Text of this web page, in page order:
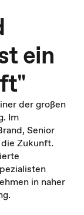
ein
der großen
Im
Senior
Zukunft.
in naher